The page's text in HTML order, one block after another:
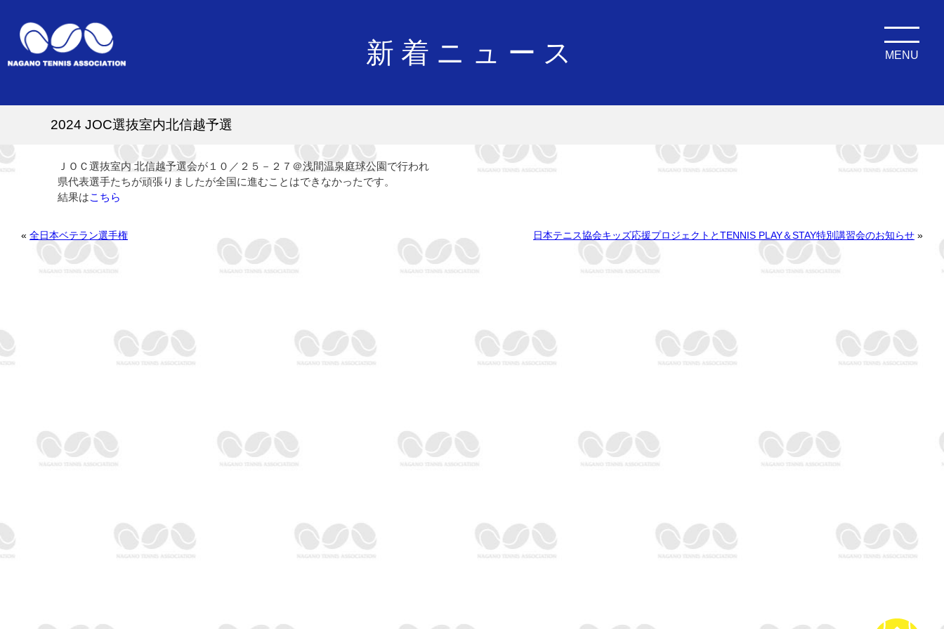
新着ニュース MENU
2024 JOC選抜室内北信越予選
ＪＯＣ選抜室内 北信越予選会が１０／２５－２７＠浅間温泉庭球公園で行われ
県代表選手たちが頑張りましたが全国に進むことはできなかったです。
結果はこちら
« 全日本ベテラン選手権 日本テニス協会キッズ応援プロジェクトとTENNIS PLAY＆STAY特別講習会のお知らせ »